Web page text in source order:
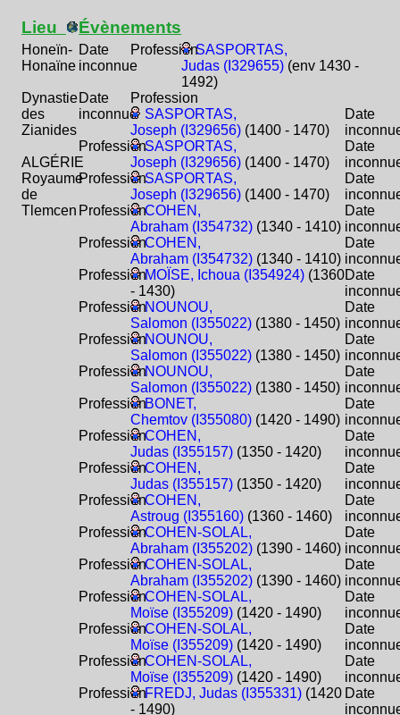
Lieu
Honeïn-
Honaïne
Dynastie
des
Zianides
ALGÉRIE
Royaume
de
Tlemcen
Évènements
Date
inconnue
ProfessionSASPORTAS,
Judas (I329655) (env 1430 -
1492)
Date
inconnue
Profession
SASPORTAS,
Joseph (I329656)(1400 - 1470)
Date
ProfessionSASPORTAS,
Joseph (I329656)(1400 - 1470)
Date
ProfessionSASPORTAS,
Joseph (I329656)(1400 - 1470)
Date
ProfessionCOHEN,
Abraham (I354732)(1340 - 1410)
Date
ProfessionCOHEN,
Abraham (I354732)(1340 - 1410)
Date
ProfessionMOÏSE, Ichoua (I354924)(1360
- 1430)
Date
ProfessionNOUNOU,
Salomon (I355022)(1380 - 1450)
Date
ProfessionNOUNOU,
Salomon (I355022)(1380 - 1450)
Date
ProfessionNOUNOU,
Salomon (I355022)(1380 - 1450)
Date
ProfessionBONET,
Chemtov (I355080)(1420 - 1490)
Date
ProfessionCOHEN,
Judas (I355157)(1350 - 1420)
Date
ProfessionCOHEN,
Judas (I355157)(1350 - 1420)
Date
ProfessionCOHEN,
Astroug (I355160)(1360 - 1460)
Date
ProfessionCOHEN-SOLAL,
Abraham (I355202)(1390 - 1460)
Date
ProfessionCOHEN-SOLAL,
Abraham (I355202)(1390 - 1460)
Date
ProfessionCOHEN-SOLAL,
Moïse (I355209)(1420 - 1490)
Date
ProfessionCOHEN-SOLAL,
Moïse (I355209)(1420 - 1490)
Date
ProfessionCOHEN-SOLAL,
Moïse (I355209)(1420 - 1490)
Date
ProfessionFREDJ, Judas (I355331)(1420
- 1490)
Date